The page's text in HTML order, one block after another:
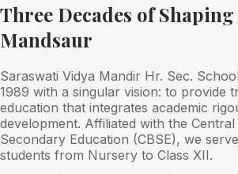
Three Decades of
Mandsaur
Saraswati Vidya Mandir Hr. Sec.
1989 with a singular vision: to provide
education that integrates academic
development. Affiliated with the
Secondary Education (CBSE), we
students from Nursery to Class XII.